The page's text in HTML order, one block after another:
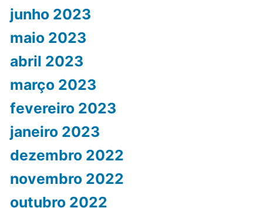
junho 2023
maio 2023
abril 2023
março 2023
fevereiro 2023
janeiro 2023
dezembro 2022
novembro 2022
outubro 2022